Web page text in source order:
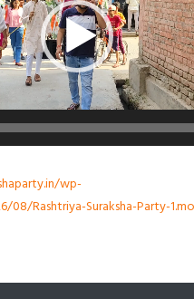
wp-
Rashtriya-Suraksha-Party-